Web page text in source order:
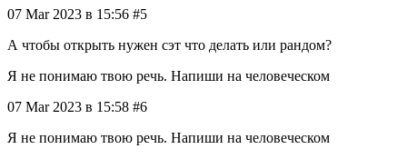
07 Mar 2023 в 15:56 #5
А чтобы открыть нужен сэт что делать или рандом?
Я не понимаю твою речь. Напиши на человеческом
07 Mar 2023 в 15:58 #6
Я не понимаю твою речь. Напиши на человеческом